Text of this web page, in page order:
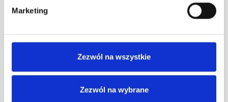
Marketing
Zezwól na wszystkie
Zezwól na wybrane